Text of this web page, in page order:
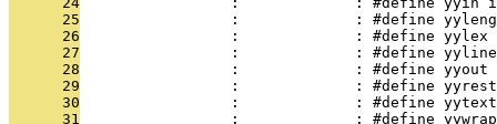
      25
:             : #define
      26
:             : #define yylex
      27
:             : #define
      28
:             : #define yyout
      29
:             : #define
      30
:             : #define
      31
:             : #define